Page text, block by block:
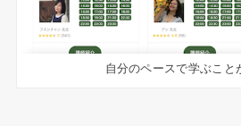
自分のペースで学ぶこと